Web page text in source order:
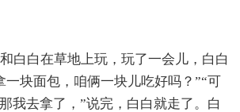
白白在草地上玩，玩了一会儿，白白
一块面包，咱俩一块儿吃好吗？”“可
我去拿了，”说完，白白就走了。白